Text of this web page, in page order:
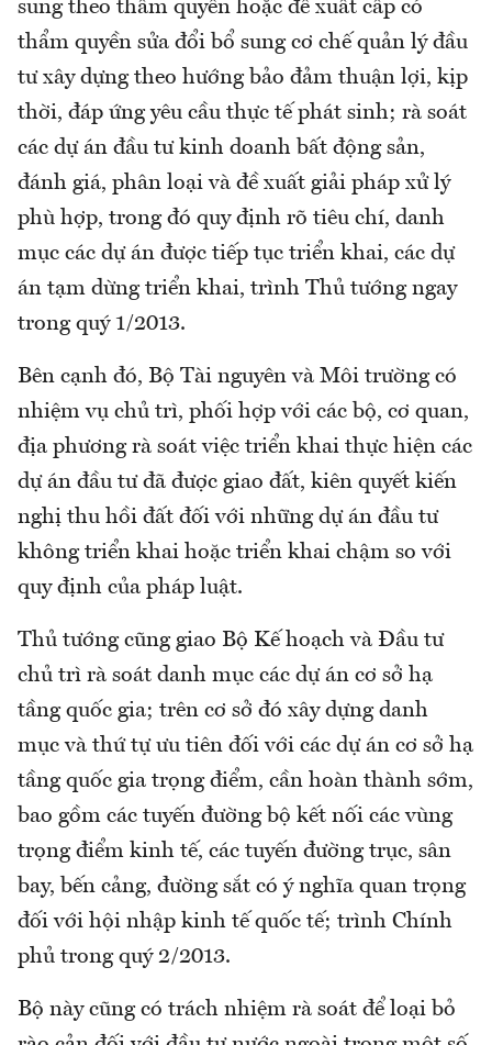
sung theo thẩm quyền hoặc đề xuất cấp có
thẩm quyền sửa đổi bổ sung cơ chế quản lý đầu
tư xây dựng theo hướng bảo đảm thuận lợi, kịp
thời, đáp ứng yêu cầu thực tế phát sinh; rà soát
các dự án đầu tư kinh doanh bất động sản,
đánh giá, phân loại và đề xuất giải pháp xử lý
phù hợp, trong đó quy định rõ tiêu chí, danh
mục các dự án được tiếp tục triển khai, các dự
án tạm dừng triển khai, trình Thủ tướng ngay
trong quý 1/2013.
Bên cạnh đó, Bộ Tài nguyên và Môi trường có
nhiệm vụ chủ trì, phối hợp với các bộ, cơ quan,
địa phương rà soát việc triển khai thực hiện các
dự án đầu tư đã được giao đất, kiên quyết kiến
nghị thu hồi đất đối với những dự án đầu tư
không triển khai hoặc triển khai chậm so với
quy định của pháp luật.
Thủ tướng cũng giao Bộ Kế hoạch và Đầu tư
chủ trì rà soát danh mục các dự án cơ sở hạ
tầng quốc gia; trên cơ sở đó xây dựng danh
mục và thứ tự ưu tiên đối với các dự án cơ sở hạ
tầng quốc gia trọng điểm, cần hoàn thành sớm,
bao gồm các tuyến đường bộ kết nối các vùng
trọng điểm kinh tế, các tuyến đường trục, sân
bay, bến cảng, đường sắt có ý nghĩa quan trọng
đối với hội nhập kinh tế quốc tế; trình Chính
phủ trong quý 2/2013.
Bộ này cũng có trách nhiệm rà soát để loại bỏ